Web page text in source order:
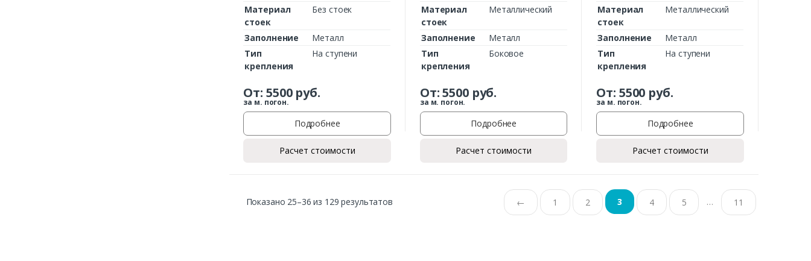
Материал
стоек
Без стоек
Заполнение
Металл
Тип
крепления
На ступени
От: 5500руб.
за м. погон.
Подробнее
Расчет стоимости
Материал
стоек
Металлический
Заполнение
Металл
Тип
крепления
Боковое
От:5500руб.
за м. погон.
Подробнее
Расчет стоимости
Материал
стоек
Металлический
Заполнение
Металл
Тип
крепления
На ступени
От: 5500 руб.
за м. погон.
Подробнее
Расчет стоимости
Показано 25–36 из 129 результатов ← 1 2 3 4 5 … 11